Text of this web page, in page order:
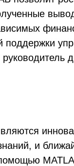
поддержки
руководитель
и